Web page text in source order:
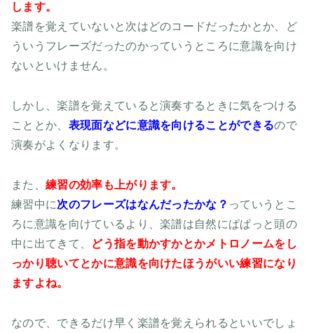
します。
楽譜を覚えていないと次はどのコードだったかとか、ど
ういうフレーズだったのかっていうところに意識を向け
ないといけません。
しかし、楽譜を覚えていると演奏するときに気をつける
こととか、 表現面などに意識を向けることができるので
演奏がよくなります。
また、 練習の効率も上がります。
練習中に次のフレーズはなんだったかな？ っていうとこ
ろに意識を向けているより、楽譜は自然にぱぱっと頭の
中に出てきて、
どう指を動かすかとかメトロノームをし
っかり聴いてとかに意識を向けたほうがいい練習になり
ますよね。
なので、できるだけ早く楽譜を覚えられるといいでしょ